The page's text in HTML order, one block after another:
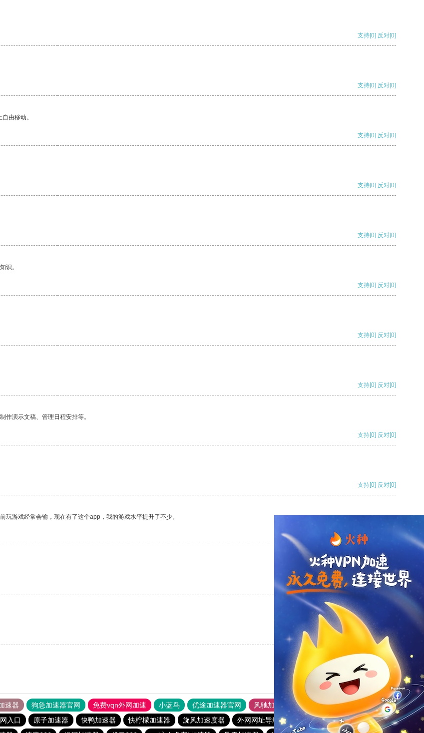
支持[0] 反对[0]
支持[0] 反对[0]
由移动。
支持[0] 反对[0]
支持[0] 反对[0]
支持[0] 反对[0]
识。
支持[0] 反对[0]
支持[0] 反对[0]
支持[0] 反对[0]
作演示文稿、管理日程安排等。
支持[0] 反对[0]
支持[0] 反对[0]
游戏经常会输，现在有了这个app，我的游戏水平提升了不少。
支持
支持[0] 反对[0]
支持[0] 反对[0]
速器 狗急加速器官网 免费vqn外网加速 小蓝鸟 优途加速器官网 风驰加速器
旋风加速器
入口 原子加速器 快鸭加速器 快柠檬加速器 旋风加速度器 外网网址导航 软件中心
青柠加速器